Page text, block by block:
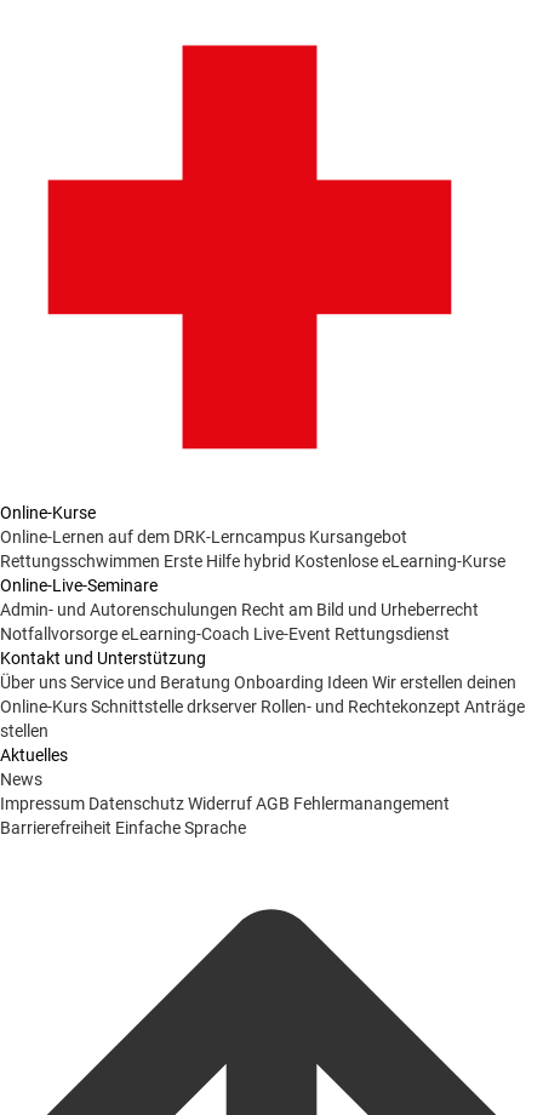
Online-Kurse
Online-Lernen auf dem DRK-Lerncampus Kursangebot
Rettungsschwimmen Erste Hilfe hybrid Kostenlose eLearning-Kurse
Online-Live-Seminare
Admin- und Autorenschulungen Recht am Bild und Urheberrecht
NotfallvorsorgeeLearning-Coach Live-Event Rettungsdienst
Kontakt und Unterstützung
Über unsService und Beratung Onboarding Ideen Wir erstellen deinen
Online-KursSchnittstelle drkserver Rollen- und Rechtekonzept Anträge
stellen
Aktuelles
News
Impressum DatenschutzWiderrufAGB Fehlermanangement
Barrierefreiheit Einfache Sprache